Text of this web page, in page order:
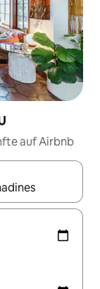
auf Airbnb
mit den